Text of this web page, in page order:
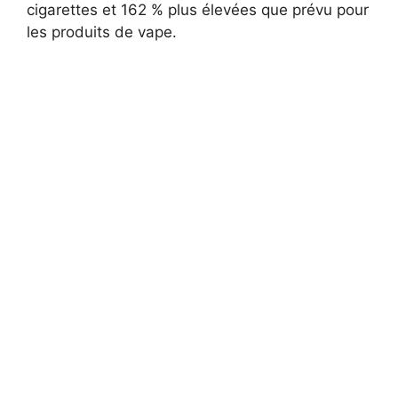
cigarettes et 162 % plus élevées que prévu pour
les produits de vape.